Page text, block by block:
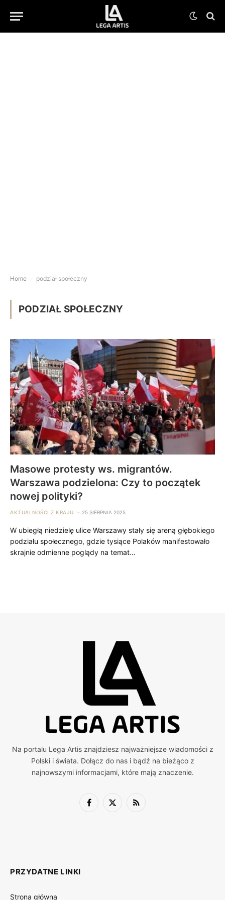
Home - podział społeczny
PODZIAŁ SPOŁECZNY
Masowe protesty ws. migrantów.
Warszawa podzielona: Czy to początek
nowej polityki?
AKTUALNOŚCI Z KRAJU 25 SIERPNIA 2025
W ubiegłą niedzielę ulice Warszawy stały się areną głębokiego
podziału społecznego, gdzie tysiące Polaków manifestowało
skrajnie odmienne poglądy na temat…
Na portalu Lega Artis znajdziesz najważniejsze wiadomości z
Polski i świata. Dołącz do nas i bądź na bieżąco z
najnowszymi informacjami, które mają znaczenie.
Facebook
X
RSS
PRZYDATNE LINKI
Strona główna